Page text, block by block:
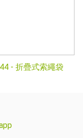
- 折疊式索繩袋